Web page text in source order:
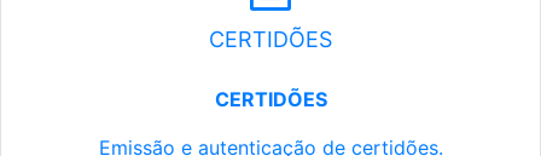
CERTIDÕES
CERTIDÕES
Emissão e autenticação de certidões.